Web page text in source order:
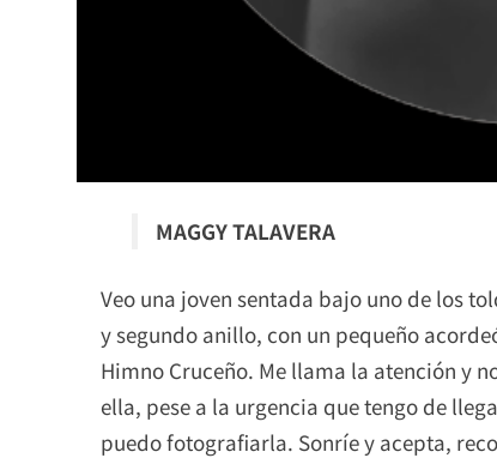
MAGGY TALAVERA
Veo una joven sentada bajo uno de los
y segundo anillo, con un pequeño
Himno Cruceño. Me llama la atención y
ella, pese a la urgencia que tengo de
puedo fotografiarla. Sonríe y acepta,